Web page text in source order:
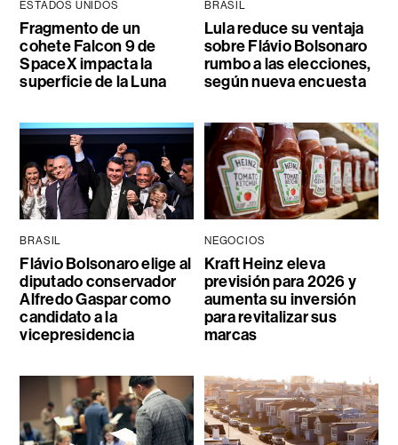
ESTADOS UNIDOS
Fragmento de un
cohete Falcon 9 de
SpaceX impacta la
superficie de la Luna
BRASIL
Lula reduce su ventaja
sobre Flávio Bolsonaro
rumbo a las elecciones,
según nueva encuesta
BRASIL
Flávio Bolsonaro elige al
diputado conservador
Alfredo Gaspar como
candidato a la
vicepresidencia
NEGOCIOS
Kraft Heinz eleva
previsión para 2026 y
aumenta su inversión
para revitalizar sus
marcas